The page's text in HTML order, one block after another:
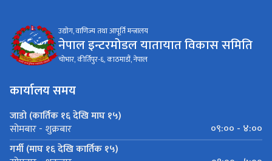
उद्योग, वाणिज्य तथा आपूर्ति मन्त्रालय
नेपाल इन्टरमोडल यातायात विकास समिति
चोभार, कीर्तिपुर-६, काठमाडौं, नेपाल
कार्यालय समय
जाडो (कार्तिक १६ देखि माघ १५)
सोमबार - शुक्रबार
०९:०० - ४:००
गर्मी (माघ १६ देखि कार्तिक १५)